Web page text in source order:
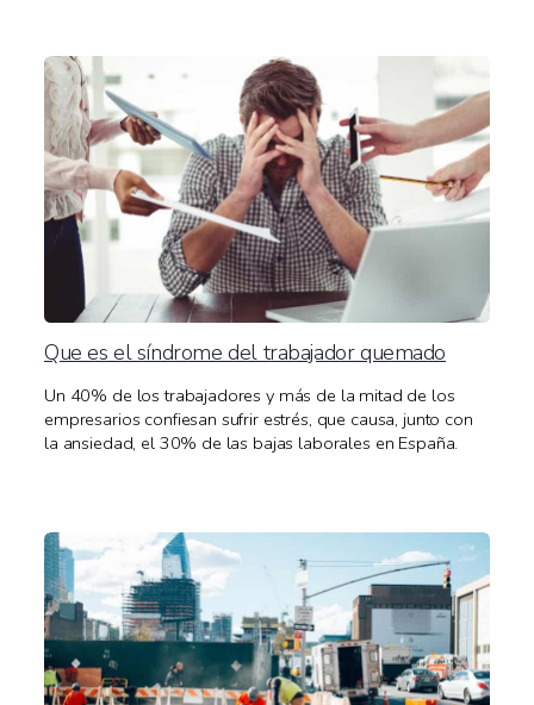
Que es el síndrome del trabajador quemado
Un 40% de los trabajadores y más de la mitad de los
empresarios confiesan sufrir estrés, que causa, junto con
la ansiedad, el 30% de las bajas laborales en España.